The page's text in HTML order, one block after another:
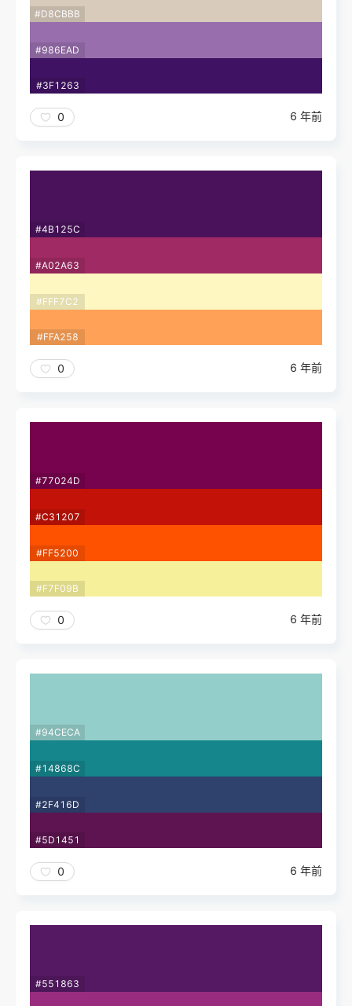
#D8CBBB
#986EAD
#3F1263
0 6 年前
#4B125C
#A02A63
#FFF7C2
#FFA258
0 6 年前
#77024D
#C31207
#FF5200
#F7F09B
0 6 年前
#94CECA
#14868C
#2F416D
#5D1451
0 6 年前
#551863